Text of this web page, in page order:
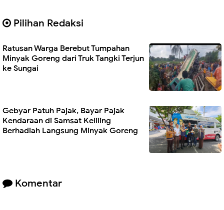
Pilihan Redaksi
Ratusan Warga Berebut Tumpahan
Minyak Goreng dari Truk Tangki Terjun
ke Sungai
Gebyar Patuh Pajak, Bayar Pajak
Kendaraan di Samsat Keliling
Berhadiah Langsung Minyak Goreng
Komentar